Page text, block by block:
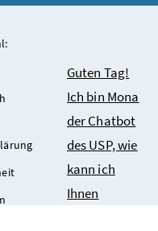
Chatbot
Guten Tag!
Ich bin Mona
der Chatbot
des USP, wie
kann ich
Ihnen